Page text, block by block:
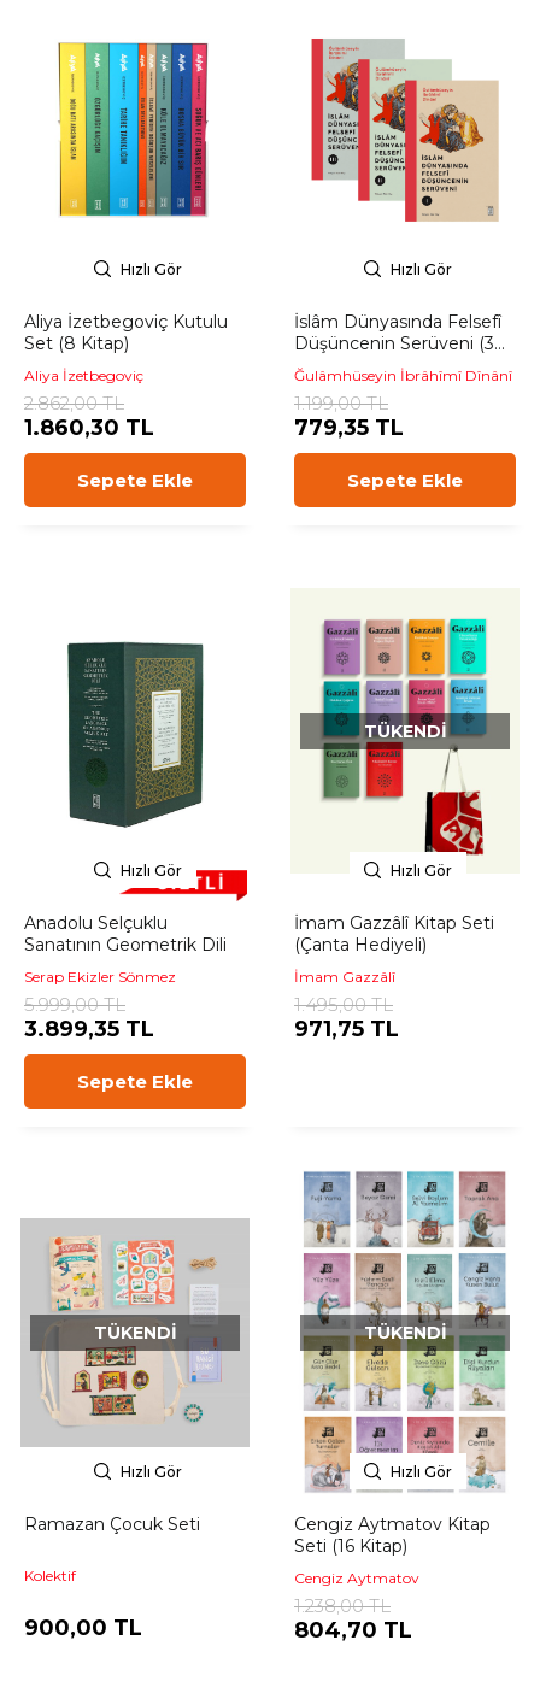
Hızlı Gör
Aliya İzetbegoviç Kutulu
Set (8 Kitap)
Aliya İzetbegoviç
2.862,00 TL
1.860,30 TL
Sepete Ekle
Hızlı Gör
İslâm Dünyasında Felsefî
Düşüncenin Serüveni (3
Cilt)
Ğulâmhüseyin İbrâhîmî Dînânî
1.199,00 TL
779,35 TL
Sepete Ekle
Hızlı Gör
Anadolu Selçuklu
Sanatının Geometrik Dili
Serap Ekizler Sönmez
5.999,00 TL
3.899,35 TL
Sepete Ekle
Hızlı Gör
TÜKENDI
İmam Gazzâlî Kitap Seti
(Çanta Hediyeli)
İmam Gazzâlî
1.495,00 TL
971,75 TL
Hızlı Gör
TÜKENDI
Ramazan Çocuk Seti
Kolektif
900,00 TL
Hızlı Gör
TÜKENDI
Cengiz Aytmatov Kitap
Seti (16 Kitap)
Cengiz Aytmatov
1.238,00 TL
804,70 TL